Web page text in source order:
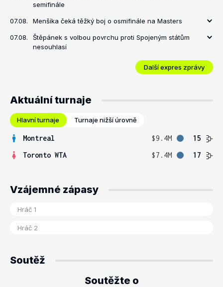
semifinále
07.08. Menšíka čeká těžký boj o osmifinále na Masters
07.08.
Štěpánek s volbou povrchu proti Spojeným státům
nesouhlasí
Další expres zprávy
Aktuální turnaje
Hlavní turnaje Turnaje nižší úrovně
Montreal $9.4M
15
Toronto WTA
$7.4M 17
Vzájemné zápasy
Soutěž
Soutěžte o